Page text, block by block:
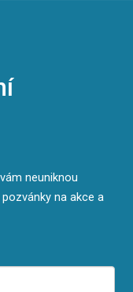
neuniknou
na akce a